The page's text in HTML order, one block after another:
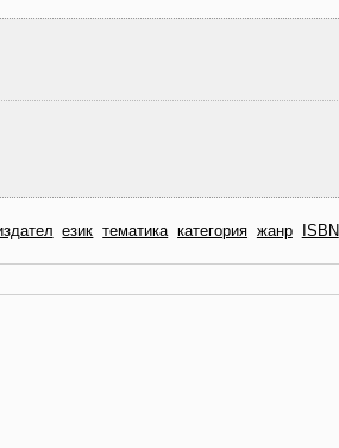
език тематика категория жанр ISBN